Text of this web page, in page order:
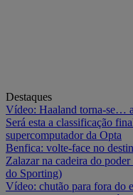
Destaques
Vídeo: Haaland torna-se…
Será esta a classificação
supercomputador da Opta
Benfica: volte-face no
Zalazar na cadeira do
do Sporting)
Vídeo: chutão para fora do